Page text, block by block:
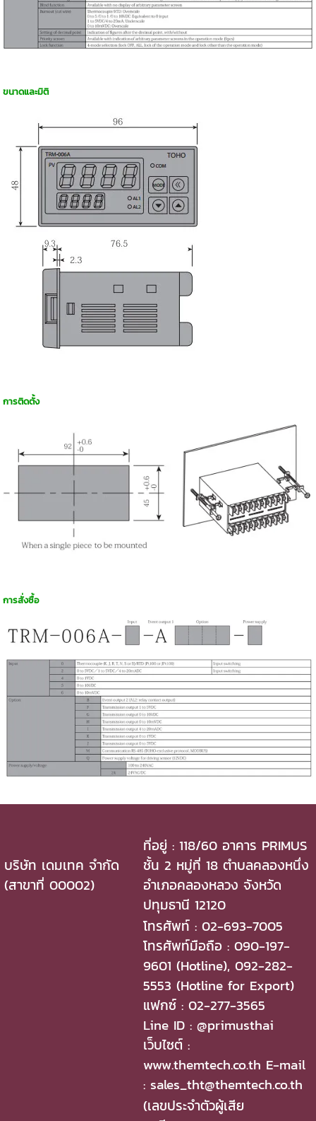
ขนาดและมิติ
การติดตั้ง
การสั่งซื้อ
บริษัท เดมเทค จำกัด
(สาขาที่ 00002)
ที่อยู่ : 118/60 อาคาร PRIMUS
ชั้น 2 หมู่ที่ 18 ตำบลคลองหนึ่ง
อำเภอคลองหลวง จังหวัด
ปทุมธานี 12120
โทรศัพท์ : 02-693-7005
โทรศัพท์มือถือ : 090-197-
9601 (Hotline), 092-282-
5553 (Hotline for Export)
แฟกซ์ : 02-277-3565
Line ID : @primusthai
เว็บไซต์ :
www.themtech.co.th E-mail
: sales_tht@themtech.co.th
(เลขประจำตัวผู้เสีย